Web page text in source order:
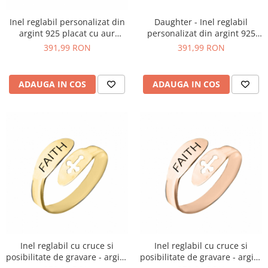
Inel reglabil personalizat din
argint 925 placat cu aur
galben 24 Karate
391,99 RON
ADAUGA IN COS
Daughter - Inel reglabil
personalizat din argint 925
placat cu aur roz
391,99 RON
ADAUGA IN COS
Inel reglabil cu cruce si
posibilitate de gravare - argint
Inel reglabil cu cruce si
posibilitate de gravare - argint